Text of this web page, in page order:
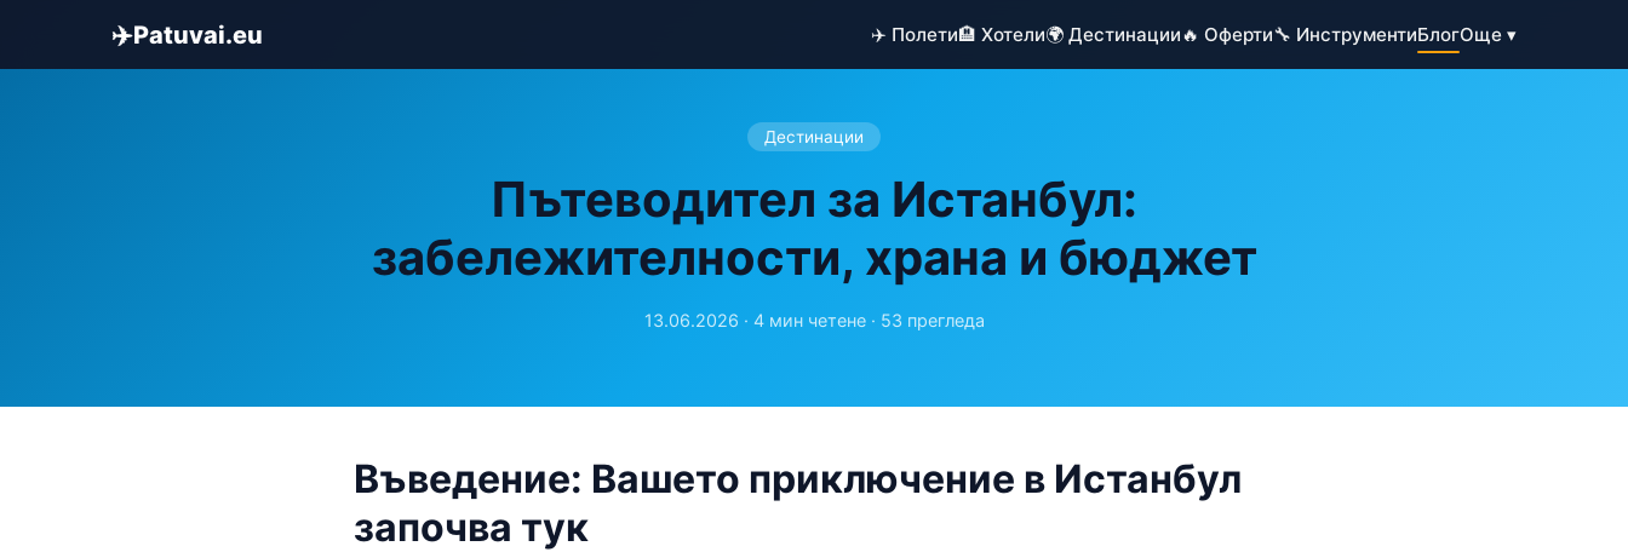
✈️Patuvai.eu ✈️ Полети🏨 Хотели🌍 Дестинации🔥 Оферти🔧 ИнструментиБлогОще ▾
Дестинации
Пътеводител за Истанбул:
забележителности, храна и бюджет
13.06.2026 · 4 мин четене · 53 прегледа
Въведение: Вашето приключение в Истанбул
започва тук